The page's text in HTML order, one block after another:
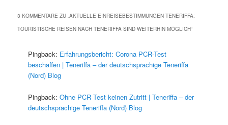
3 KOMMENTARE ZU „AKTUELLE EINREISEBESTIMMUNGEN TENERIFFA:
TOURISTISCHE REISEN NACH TENERIFFA SIND WEITERHIN MÖGLICH“
Pingback: Erfahrungsbericht: Corona PCR-Test
beschaffen | Teneriffa – der deutschsprachige Teneriffa
(Nord) Blog
Pingback:Ohne PCR Test keinen Zutritt | Teneriffa – der
deutschsprachige Teneriffa (Nord) Blog